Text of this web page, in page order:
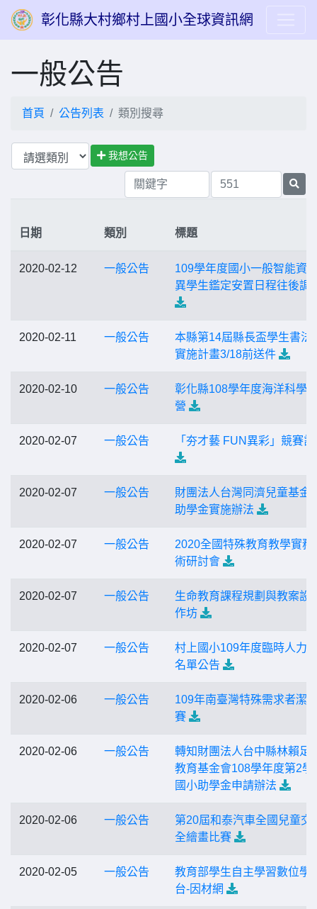
彰化縣大村鄉村上國小全球資訊網
一般公告
首頁 公告列表 類別搜尋
我想公告
日期 類別 標題
2020-02-12 一般公告
109學年度國小一般智能資
異學生鑑定安置日程往後調
2020-02-11 一般公告
本縣第14屆縣長盃學生書法
實施計畫3/18前送件
2020-02-10 一般公告
彰化縣108學年度海洋科學
營
2020-02-07 一般公告 「夯才藝 FUN異彩」競賽
2020-02-07 一般公告
財團法人台灣同濟兒童基金
助學金實施辦法
2020-02-07 一般公告
2020全國特殊教育教學實務
術研討會
2020-02-07 一般公告
生命教育課程規劃與教案設
作坊
2020-02-07 一般公告
村上國小109年度臨時人力
名單公告
2020-02-06 一般公告
109年南臺灣特殊需求者潔
賽
2020-02-06 一般公告
轉知財團法人台中縣林賴足
教育基金會108學年度第2學
國小助學金申請辦法
2020-02-06 一般公告
第20屆和泰汽車全國兒童交
全繪畫比賽
2020-02-05 一般公告
教育部學生自主學習數位學
台-因材網